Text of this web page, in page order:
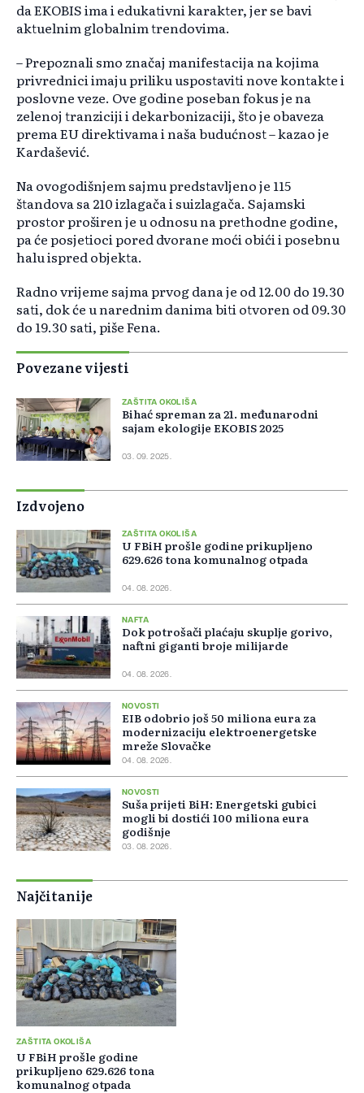
da EKOBIS ima i edukativni karakter, jer se bavi
aktuelnim globalnim trendovima.
– Prepoznali smo značaj manifestacija na kojima
privrednici imaju priliku uspostaviti nove kontakte i
poslovne veze. Ove godine poseban fokus je na
zelenoj tranziciji i dekarbonizaciji, što je obaveza
prema EU direktivama i naša budućnost– kazao je
Kardašević.
Na ovogodišnjem sajmu predstavljeno je 115
štandova sa 210 izlagača i suizlagača. Sajamski
prostor proširen je u odnosu na prethodne godine,
pa će posjetioci pored dvorane moći obići i posebnu
halu ispred objekta.
Radno vrijeme sajma prvog dana je od 12.00 do 19.30
sati, dok će u narednim danima biti otvoren od 09.30
do 19.30 sati, piše Fena.
Povezane vijesti
ZAŠTITA OKOLIŠA
Bihać spreman za 21. međunarodni
sajam ekologije EKOBIS 2025
03. 09. 2025.
Izdvojeno
ZAŠTITA OKOLIŠA
U FBiH prošle godine prikupljeno
629.626 tona komunalnog otpada
04. 08. 2026.
NAFTA
Dok potrošači plaćaju skuplje gorivo,
naftni giganti broje milijarde
04. 08. 2026.
NOVOSTI
EIB odobrio još 50 miliona eura za
modernizaciju elektroenergetske
mreže Slovačke
04. 08. 2026.
NOVOSTI
Suša prijeti BiH: Energetski gubici
mogli bi dostići 100 miliona eura
godišnje
03. 08. 2026.
Najčitanije
ZAŠTITA OKOLIŠA
U FBiH prošle godine
prikupljeno 629.626 tona
komunalnog otpada